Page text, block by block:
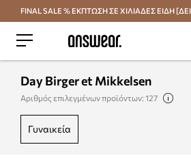
Εξοικονομήστε με το Answear
FINAL SALE % ΕΚΠΤΩΣΗ ΣΕ ΧΙΛΙΑΔΕΣ ΕΙΔΗ
Day Birger et Mikkelsen
Αριθμός επιλεγμένων προϊόντων: 127
γυναικεία